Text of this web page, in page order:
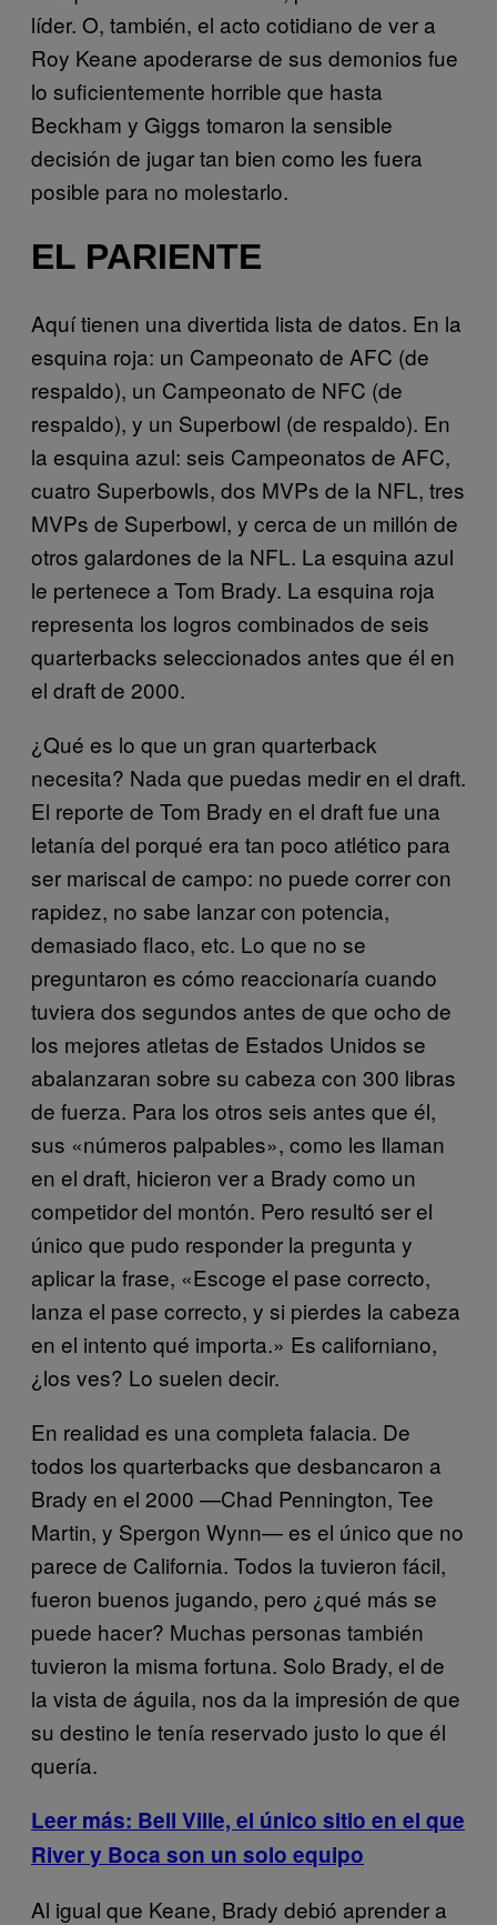
líder. O, también, el acto cotidiano de ver a
Roy Keane apoderarse de sus demonios fue
lo suficientemente horrible que hasta
Beckham y Giggs tomaron la sensible
decisión de jugar tan bien como les fuera
posible para no molestarlo.
EL PARIENTE
Aquí tienen una divertida lista de datos. En la
esquina roja: un Campeonato de AFC (de
respaldo), un Campeonato de NFC (de
respaldo), y un Superbowl (de respaldo). En
la esquina azul: seis Campeonatos de AFC,
cuatro Superbowls, dos MVPs de la NFL, tres
MVPs de Superbowl, y cerca de un millón de
otros galardones de la NFL. La esquina azul
le pertenece a Tom Brady. La esquina roja
representa los logros combinados de seis
quarterbacks seleccionados antes que él en
el draft de 2000.
¿Qué es lo que un gran quarterback
necesita? Nada que puedas medir en el draft.
El reporte de Tom Brady en el draft fue una
letanía del porqué era tan poco atlético para
ser mariscal de campo: no puede correr con
rapidez, no sabe lanzar con potencia,
demasiado flaco, etc. Lo que no se
preguntaron es cómo reaccionaría cuando
tuviera dos segundos antes de que ocho de
los mejores atletas de Estados Unidos se
abalanzaran sobre su cabeza con 300 libras
de fuerza. Para los otros seis antes que él,
sus «números palpables», como les llaman
en el draft, hicieron ver a Brady como un
competidor del montón. Pero resultó ser el
único que pudo responder la pregunta y
aplicar la frase, «Escoge el pase correcto,
lanza el pase correcto, y si pierdes la cabeza
en el intento qué importa.» Es californiano,
¿los ves? Lo suelen decir.
En realidad es una completa falacia. De
todos los quarterbacks que desbancaron a
Brady en el 2000 —Chad Pennington, Tee
Martin, y Spergon Wynn— es el único que no
parece de California. Todos la tuvieron fácil,
fueron buenos jugando, pero ¿qué más se
puede hacer? Muchas personas también
tuvieron la misma fortuna. Solo Brady, el de
la vista de águila, nos da la impresión de que
su destino le tenía reservado justo lo que él
quería.
Leer más: Bell Ville, el único sitio en el que
River y Boca son un solo equipo
Al igual que Keane, Brady debió aprender a